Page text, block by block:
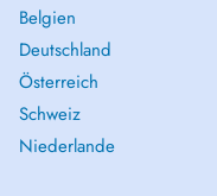
Belgien
Deutschland
Österreich
Schweiz
Niederlande